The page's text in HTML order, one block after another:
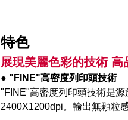
特色
展現美麗色彩的技術
● "FINE"高密度列印頭技術
"FINE"高密度列印頭技術是
2400X1200dpi。輸出無顆粒